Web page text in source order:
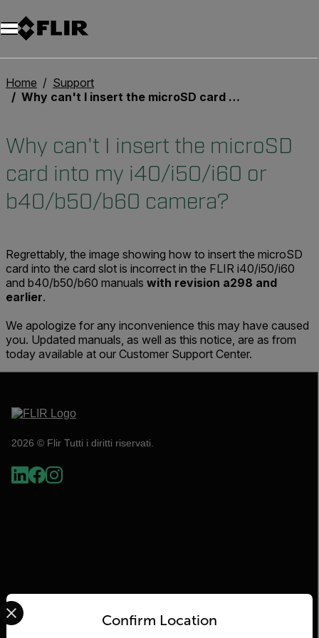
Unread messages
Modello
Rimuovi
articoli
articolo
Aggiungi al carrello
Aggiunto al carrello
Home
Support
Why can't I insert the microSD card into my i40/i50/i60 or b40/b50/b60 camera?
Why can't I insert the microSD
card into my i40/i50/i60 or
b40/b50/b60 camera?
Regrettably, the image showing how to insert the microSD
card into the card slot is incorrect in the FLIR i40/i50/i60
and b40/b50/b60 manuals with revision a298 and
earlier.
We apologize for any inconvenience this may have caused
you. Updated manuals, as well as this notice, are as from
today available at our Customer Support Center.
2026 © Flir Tutti i diritti riservati.
Flir Confirm Location
Select your preferred country and language from the